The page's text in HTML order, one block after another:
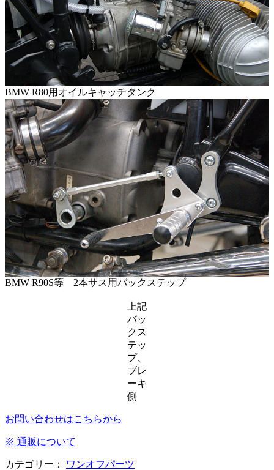
BMW R80用オイルキャッチタンク
BMW R90S等 2本サス用バックステップ
上記
バッ
クス
テッ
プ、
ブレ
ーキ
側
お問い合わせはこちらから
※ 通販について
カテゴリー： ワンオフパーツ